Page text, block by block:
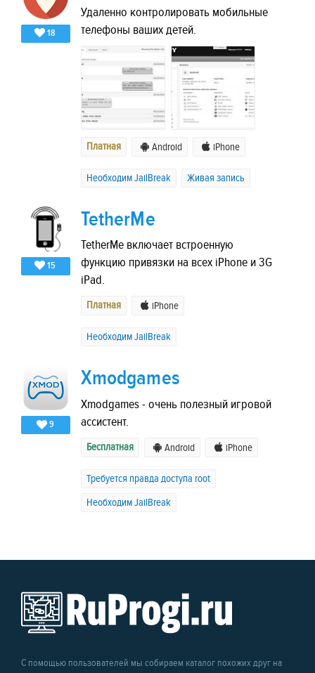
18
Удаленно контролировать мобильные
телефоны ваших детей.
Платная Android iPhone
Необходим JailBreak Живая запись
15
TetherMe
TetherMe включает встроенную
функцию привязки на всех iPhone и 3G
iPad.
Платная iPhone
Необходим JailBreak
9
Xmodgames
Xmodgames - очень полезный игровой
ассистент.
Бесплатная Android iPhone
Требуется правда доступа root
Необходим JailBreak
С помощью пользователей мы собираем каталог похожих друг на